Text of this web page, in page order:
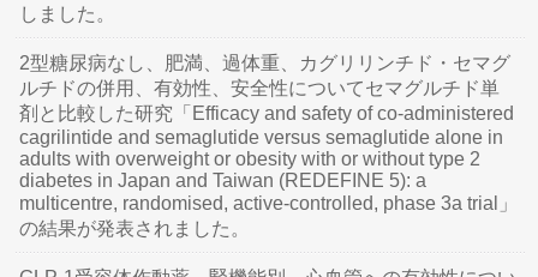
しました。
2型糖尿病なし、肥満、過体重、カグリリンチド・セマグ
ルチドの併用、有効性、安全性についてセマグルチド単
剤と比較した研究「Efficacy and safety of co-administered
cagrilintide and semaglutide versus semaglutide alone in
adults with overweight or obesity with or without type 2
diabetes in Japan and Taiwan (REDEFINE 5): a
multicentre, randomised, active-controlled, phase 3a trial」
の結果が発表されました。